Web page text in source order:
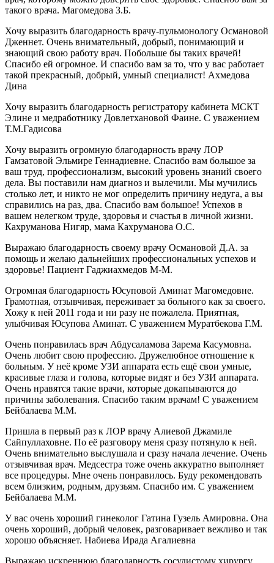
такого врача. Магомедова З.Б.
Хочу выразить благодарность врачу-пульмонологу Османовой
Дженнет. Очень внимательный, добрый, понимающий и
знающий свою работу врач. Побольше бы таких врачей!
Спасибо ей огромное. И спасибо вам за то, что у вас работает
такой прекрасный, добрый, умный специалист! Ахмедова
Дина
Хочу выразить благодарность регистратору кабинета МСКТ
Элине и медработнику Довлетхановой Фаине. С уважением
Т.М.Гадисова
Хочу выразить огромную благодарность врачу ЛОР
Гамзатовой Эльмире Геннадиевне. Спасибо вам большое за
ваш труд, профессионализм, высокий уровень знаний своего
дела. Вы поставили нам диагноз и вылечили. Мы мучились
столько лет, и никто не мог определить причину недуга, а вы
справились на раз, два. Спасибо вам большое! Успехов в
вашем нелегком труде, здоровья и счастья в личной жизни.
Кахруманова Нигяр, мама Кахруманова О.С.
Выражаю благодарность своему врачу Османовой Д.А. за
помощь и желаю дальнейших профессиональных успехов и
здоровье! Пациент Гаджиахмедов М-М.
Огромная благодарность Юсуповой Аминат Магомедовне.
Грамотная, отзывчивая, переживает за больного как за своего.
Хожу к ней 2011 года и ни разу не пожалела. Приятная,
улыбчивая Юсупова Аминат. С уважением Муратбекова Г.М.
Очень понравилась врач Абдусаламова Зарема Касумовна.
Очень любит свою профессию. Дружелюбное отношение к
больным. У неё кроме УЗИ аппарата есть ещё свои умные,
красивые глаза и голова, которые видят и без УЗИ аппарата.
Очень нравятся такие врачи, которые докапываются до
причины заболевания. Спасибо таким врачам! С уважением
Бейбалаева М.М.
Пришла в первый раз к ЛОР врачу Алиевой Джамиле
Сайпуллаховне. По её разговору меня сразу потянуло к ней.
Очень внимательно выслушала и сразу начала лечение. Очень
отзывчивая врач. Медсестра тоже очень аккуратно выполняет
все процедуры. Мне очень понравилось. Буду рекомендовать
всем близким, родным, друзьям. Спасибо им. С уважением
Бейбалаева М.М.
У вас очень хороший гинеколог Гатина Гузель Амировна. Она
очень хороший, добрый человек, разговаривает вежливо и так
хорошо объясняет. Набиева Ирада Агалиевна
Выражаю искреннюю благодарность сосудистому хирургу